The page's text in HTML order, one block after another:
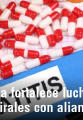
fortalece
con